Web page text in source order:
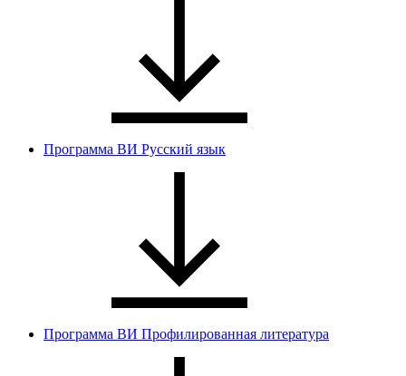
Программа ВИ Русский язык
Программа ВИ Профилированная литература